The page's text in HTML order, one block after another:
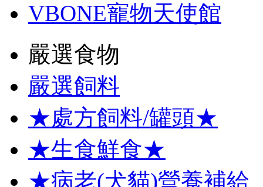
VBONE寵物天使館
嚴選食物
嚴選飼料
★處方飼料/罐頭★
★生食鮮食★
★病老(犬貓)營養補給